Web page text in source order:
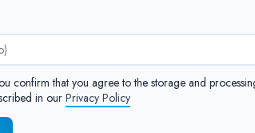
confirm that you agree to the storage and
in ourPrivacy Policy